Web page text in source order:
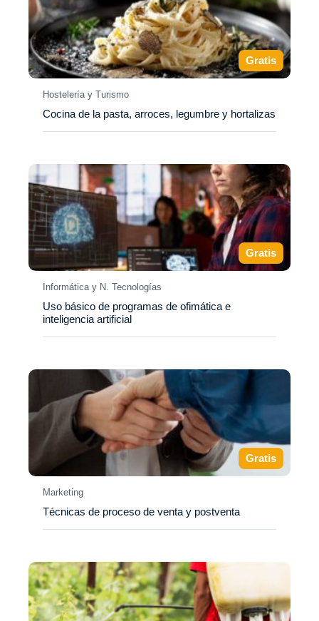
Gratis
Hostelería y Turismo
Cocina de la pasta, arroces, legumbre y hortalizas
Gratis
Informática y N. Tecnologías
Uso básico de programas de ofimática e
inteligencia artificial
Gratis
Marketing
Técnicas de proceso de venta y postventa